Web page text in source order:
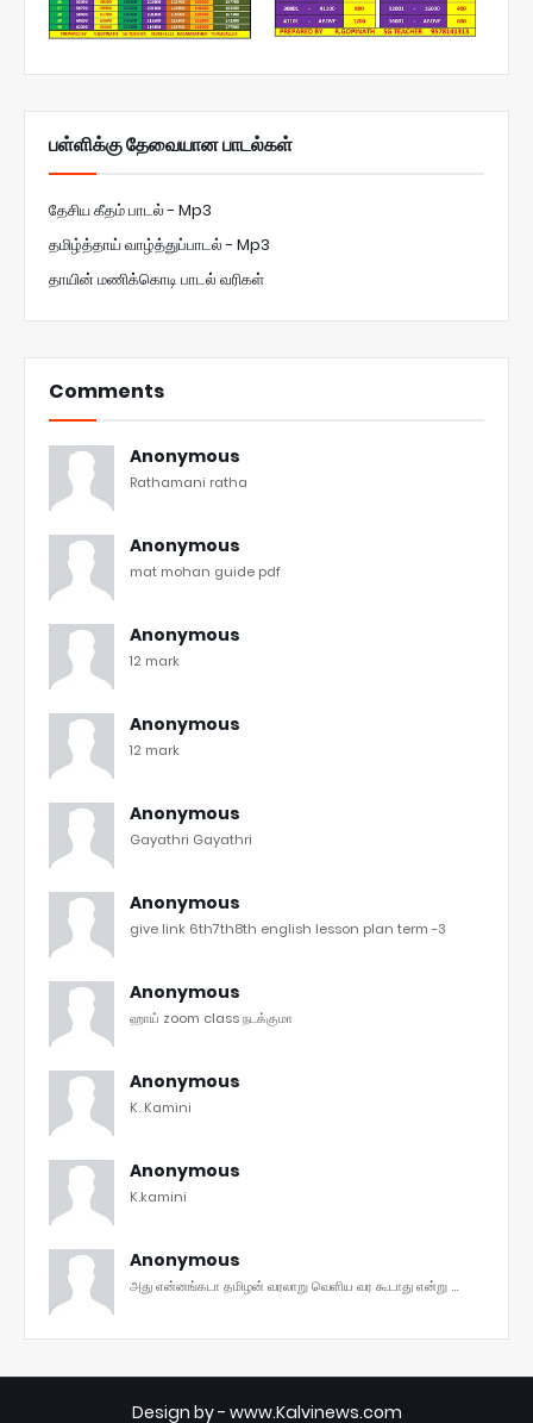
பள்ளிக்கு தேவையான பாடல்கள்
தேசிய கீதம் பாடல் - Mp3
தமிழ்த்தாய் வாழ்த்துப்பாடல் - Mp3
தாயின் மணிக்கொடி பாடல் வரிகள்
Comments
Anonymous
Rathamani ratha
Anonymous
mat mohan guide pdf
Anonymous
12 mark
Anonymous
12 mark
Anonymous
Gayathri Gayathri
Anonymous
give link 6th7th8th english lesson plan term -3
Anonymous
ஹாய் zoom class நடக்குமா
Anonymous
K. Kamini
Anonymous
K.kamini
Anonymous
அது என்னங்கடா தமிழன் வரலாறு வெளிய வர கூடாது என்று ...
Design by - www.Kalvinews.com